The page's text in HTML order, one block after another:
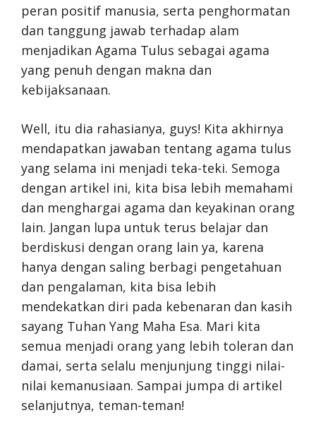
peran positif manusia, serta penghormatan
dan tanggung jawab terhadap alam
menjadikan Agama Tulus sebagai agama
yang penuh dengan makna dan
kebijaksanaan.
Well, itu dia rahasianya, guys! Kita akhirnya
mendapatkan jawaban tentang agama tulus
yang selama ini menjadi teka-teki. Semoga
dengan artikel ini, kita bisa lebih memahami
dan menghargai agama dan keyakinan orang
lain. Jangan lupa untuk terus belajar dan
berdiskusi dengan orang lain ya, karena
hanya dengan saling berbagi pengetahuan
dan pengalaman, kita bisa lebih
mendekatkan diri pada kebenaran dan kasih
sayang Tuhan Yang Maha Esa. Mari kita
semua menjadi orang yang lebih toleran dan
damai, serta selalu menjunjung tinggi nilai-
nilai kemanusiaan. Sampai jumpa di artikel
selanjutnya, teman-teman!